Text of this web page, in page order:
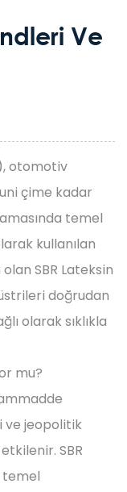
Ve
otomotiv
çime kadar
temel
kullanılan
SBR Lateksin
doğrudan
olarak sıklıkla
mu?
ve jeopolitik
SBR
temel